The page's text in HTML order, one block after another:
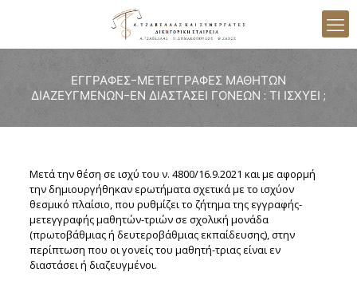
ΕΓΓΡΑΦΕΣ-ΜΕΤΕΓΓΡΑΦΕΣ ΜΑΘΗΤΩΝ
ΔΙΑΖΕΥΓΜΕΝΩΝ-ΕΝ ΔΙΑΣΤΑΣΕΙ ΓΟΝΕΩΝ : ΤΙ ΙΣΧΥΕΙ ;
Μετά την θέση σε ισχύ του ν. 4800/16.9.2021 και με αφορμή
την δημιουργήθηκαν ερωτήματα σχετικά με το ισχύον
θεσμικό πλαίσιο, που ρυθμίζει το ζήτημα της εγγραφής-
μετεγγραφής μαθητών-τριών σε σχολική μονάδα
(πρωτοβάθμιας ή δευτεροβάθμιας εκπαίδευσης), στην
περίπτωση που οι γονείς του μαθητή-τριας είναι εν
διαστάσει ή διαζευγμένοι.